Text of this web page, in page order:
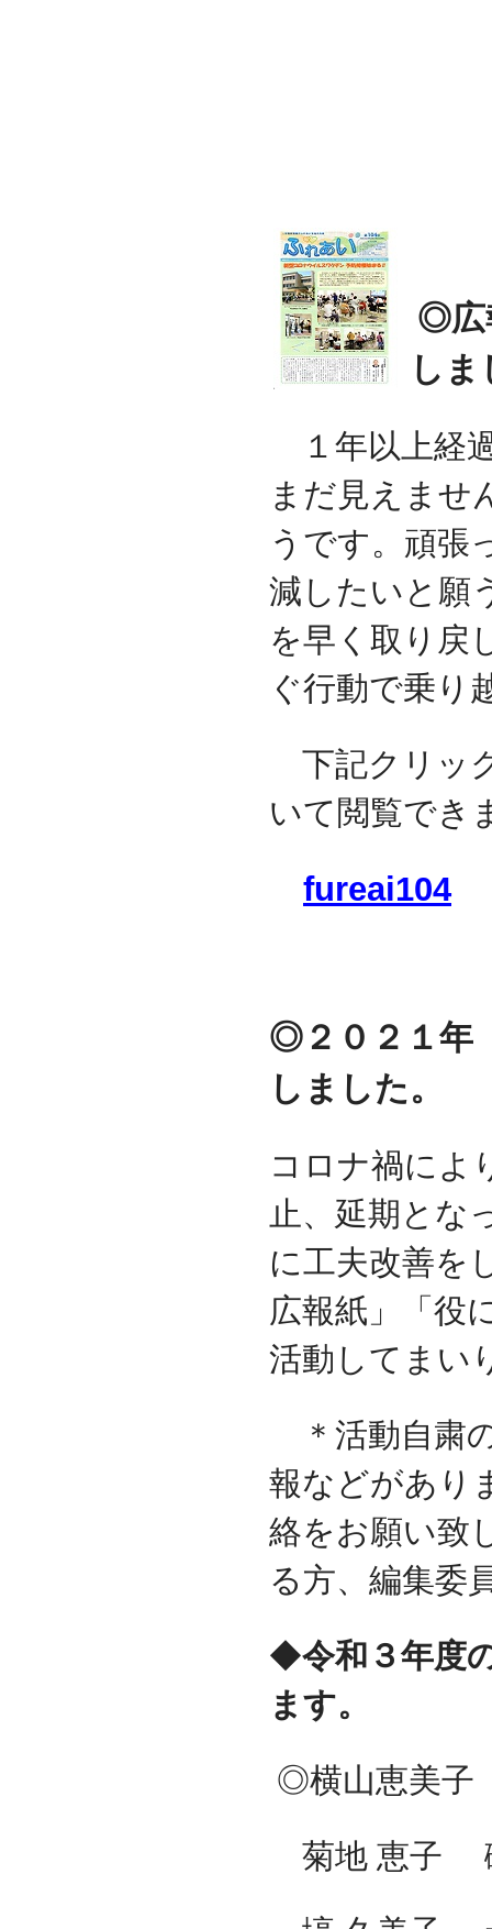
◎広
し
１年以上経
まだ見えませ
うです。頑張
減したいと願
を早く取り戻
ぐ行動で乗り
下記クリッ
いて閲覧でき
fureai104
◎２０２１年
しました。
コロナ禍によ
止、延期とな
に工夫改善を
広報紙」「役
活動してまい
＊活動自粛
報などがあり
絡をお願い致
る方、編集委
◆令和３年度
ます。
◎横山恵美
菊地 恵子